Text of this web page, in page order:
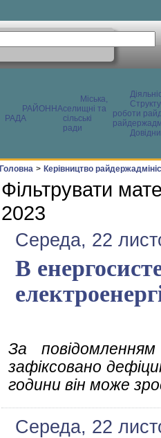
РАЙОННА
РАДА
Міська,
селищні та
сільські
ради
роботи
Головна > Керівництво
Фільтрувати
2023
Середа, 22
В
За
зафіксовано
години він може
Середа, 22